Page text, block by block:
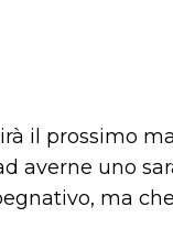
il prossimo
averne uno
ma